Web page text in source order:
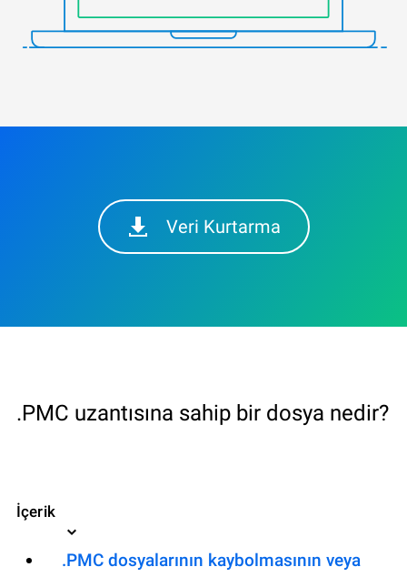
Veri Kurtarma
.PMC uzantısına sahip bir dosya nedir?
İçerik
.PMC dosyalarının kaybolmasının veya